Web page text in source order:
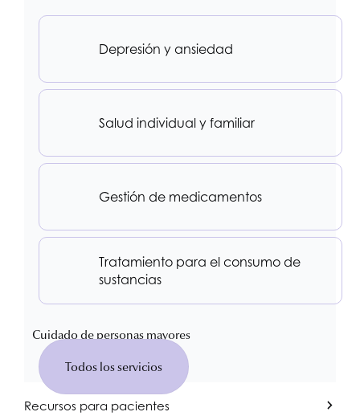
Depresión y ansiedad
Salud individual y familiar
Gestión de medicamentos
Tratamiento para el consumo de
sustancias
Cuidado de personas mayores
Todos los servicios
Recursos para pacientes